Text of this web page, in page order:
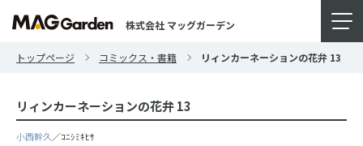
株式会社 マッグガーデン
トップページ コミックス・書籍 リィンカーネーションの花弁 13
リィンカーネーションの花弁 13
小西幹久 ／ｺﾆｼﾐｷﾋｻ